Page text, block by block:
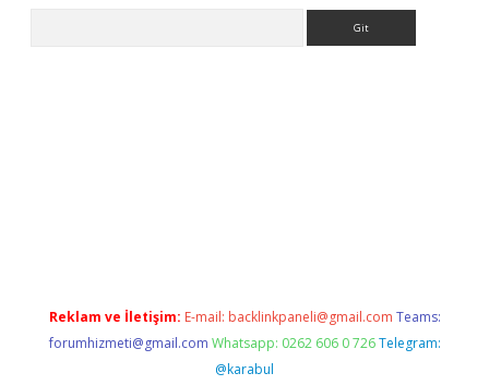
Reklam ve İletişim: E-mail: backlinkpaneli@gmail.com Teams:
forumhizmeti@gmail.com Whatsapp: 0262 606 0 726 Telegram:
@karabul